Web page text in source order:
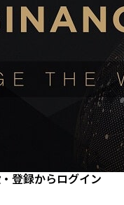
登録からログイン